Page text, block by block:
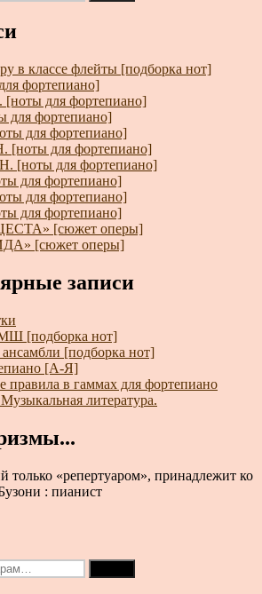
в классе флейты [подборка нот]
фортепиано]
[ноты для фортепиано]
для фортепиано]
для фортепиано]
[ноты для фортепиано]
[ноты для фортепиано]
для фортепиано]
для фортепиано]
для фортепиано]
[сюжет оперы]
[сюжет оперы]
записи
[подборка нот]
[подборка нот]
[А-Я]
правила в гаммах для фортепиано
литература.
только «репертуаром», принадлежит ко
: пианист